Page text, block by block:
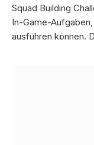
Squad Building
In-Game-
ausführen können.